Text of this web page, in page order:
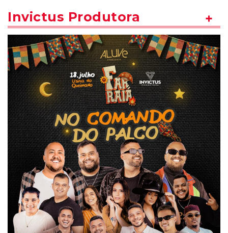
Invictus Produtora